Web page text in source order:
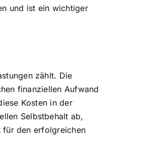
und ist ein wichtiger
zählt. Die
finanziellen Aufwand
Kosten in der
Selbstbehalt ab,
für den erfolgreichen